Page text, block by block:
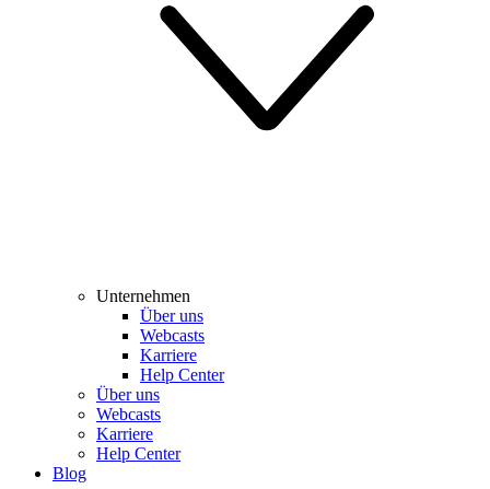
Unternehmen
Über uns
Webcasts
Karriere
Help Center
Über uns
Webcasts
Karriere
Help Center
Blog